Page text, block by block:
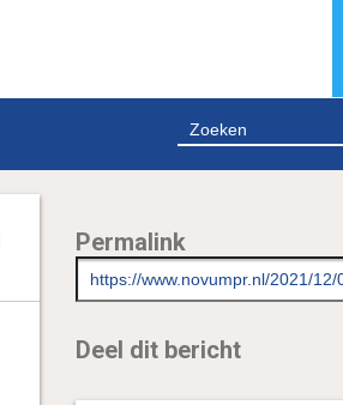
Permalink
Deel dit bericht